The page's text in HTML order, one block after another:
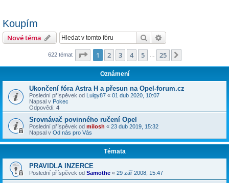
Koupím
Nové téma Hledat
622 témat Stránka z 25
1 2 3 4 5 25
Oznámení
Ukončení fóra Astra H a přesun na Opel-forum.cz
Poslední příspěvek od Luigy87 « 01 dub 2020, 10:07
Napsal v Pokec
Odpovědi: 4
Srovnávač povinného ručení Opel
Poslední příspěvek od milosh « 23 dub 2019, 15:32
Napsal v Od nás pro Vás
Témata
PRAVIDLA INZERCE
Poslední příspěvek od Samothe « 29 zář 2008, 15:47